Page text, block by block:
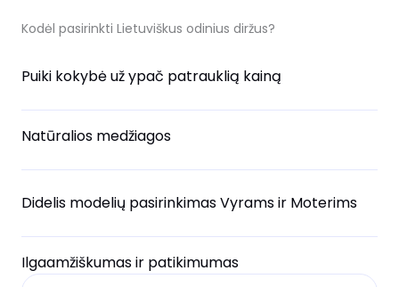
Kodėl pasirinkti Lietuviškus odinius diržus?
Puiki kokybė už ypač patrauklią kainą
Natūralios medžiagos
Didelis modelių pasirinkimas Vyrams ir Moterims
Ilgaamžiškumas ir patikimumas